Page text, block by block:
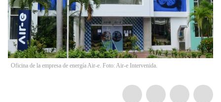
Oficina de la empresa de energía Air-e. Foto: Air-e Intervenida.